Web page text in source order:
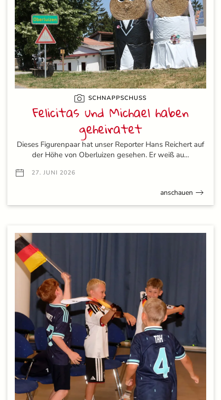
SCHNAPPSCHUSS
Felicitas und Michael haben
geheiratet
Dieses Figurenpaar hat unser Reporter Hans Reichert auf
der Höhe von Oberluizen gesehen. Er weiß au…
27. JUNI 2026
anschauen